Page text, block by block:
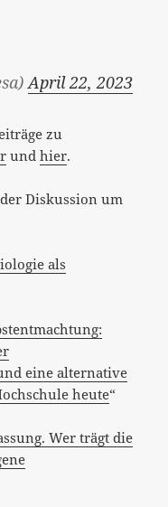
April 22, 2023
zu
undhier.
Diskussion um
als
eine alternative
heute“
Wer trägt die